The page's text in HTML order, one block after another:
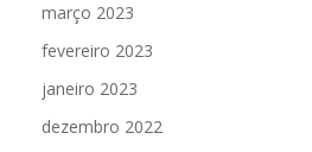
março 2023
fevereiro 2023
janeiro 2023
dezembro 2022